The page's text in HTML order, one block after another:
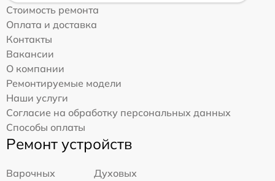
Стоимость ремонта
Оплата и доставка
Контакты
Вакансии
О компании
Ремонтируемые модели
Наши услуги
Согласие на обработку персональных данных
Способы оплаты
Ремонт устройств
Варочных
Духовых